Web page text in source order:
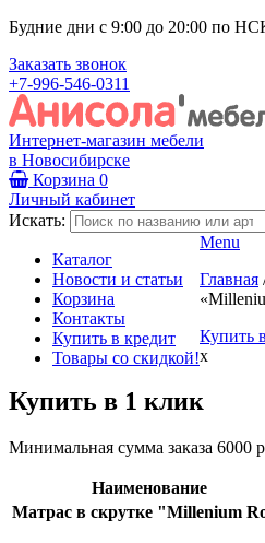
Будние дни с 9:00 до 20:00 по
Заказать звонок
+7-996-546-0311
Интернет-магазин мебели
в Новосибирске
Корзина 0
Личный кабинет
Искать:
Каталог
Новости и статьи
Корзина
Контакты
Купить в кредит
Товары со скидкой!
Menu
Главная
Купить
x
Купить в 1 клик
Минимальная сумма заказа 6000
Наименование
Матрас в скрутке "Millenium